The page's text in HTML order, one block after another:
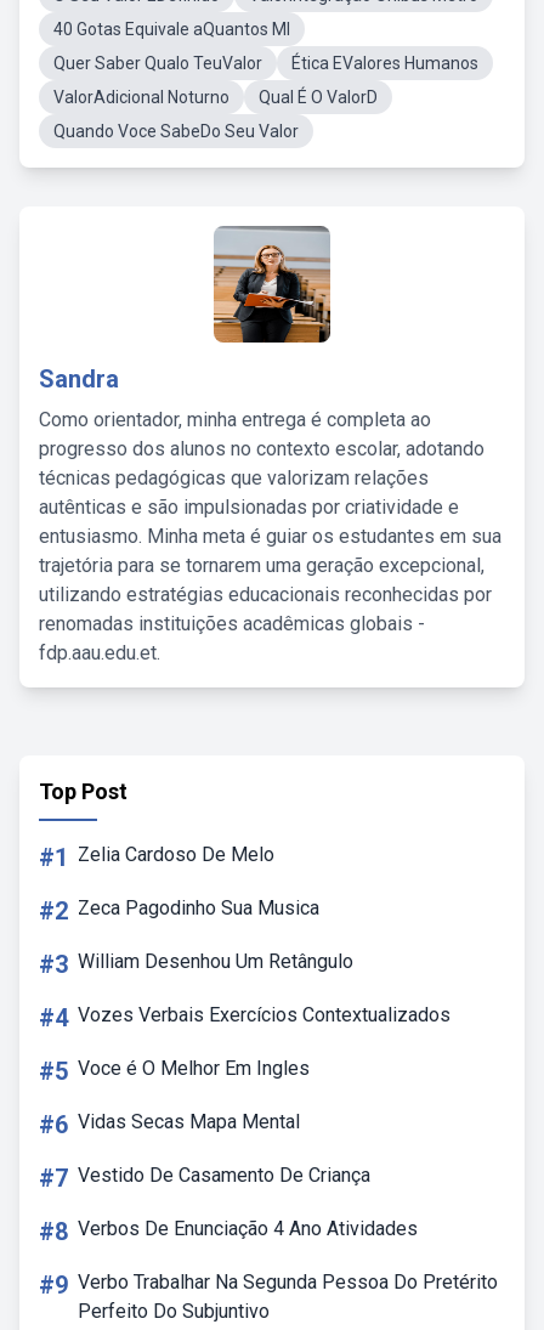
40 Gotas Equivale aQuantos Ml
Quer Saber Qualo TeuValor
Ética EValores Humanos
ValorAdicional Noturno
Qual É O ValorD
Quando Voce SabeDo Seu Valor
Sandra
Como orientador, minha entrega é completa ao
progresso dos alunos no contexto escolar, adotando
técnicas pedagógicas que valorizam relações
autênticas e são impulsionadas por criatividade e
entusiasmo. Minha meta é guiar os estudantes em sua
trajetória para se tornarem uma geração excepcional,
utilizando estratégias educacionais reconhecidas por
renomadas instituições acadêmicas globais -
fdp.aau.edu.et.
Top Post
#1 Zelia Cardoso De Melo
#2 Zeca Pagodinho Sua Musica
#3 William Desenhou Um Retângulo
#4 Vozes Verbais Exercícios Contextualizados
#5 Voce é O Melhor Em Ingles
#6 Vidas Secas Mapa Mental
#7 Vestido De Casamento De Criança
#8 Verbos De Enunciação 4 Ano Atividades
#9 Verbo Trabalhar Na Segunda Pessoa Do Pretérito
Perfeito Do Subjuntivo